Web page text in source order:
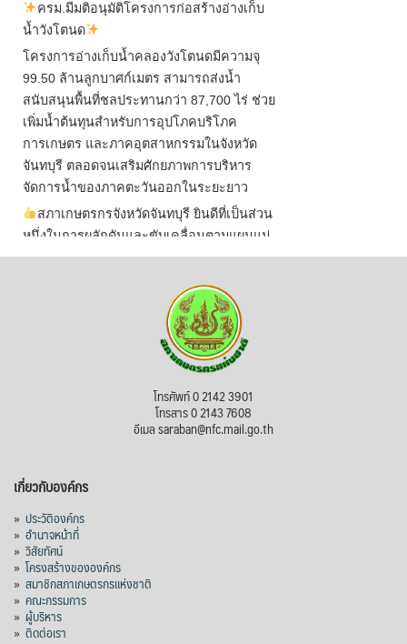
ครม.มีมติอนุมัติโครงการก่อสร้างอ่างเก็บ
น้ำวังโตนด
โครงการอ่างเก็บน้ำคลองวังโตนดมีความจุ
99.50 ล้านลูกบาศก์เมตร สามารถส่งน้ำ
สนับสนุนพื้นที่ชลประทานกว่า 87,700 ไร่ ช่วย
เพิ่มน้ำต้นทุนสำหรับการอุปโภคบริโภค
การเกษตร และภาคอุตสาหกรรมในจังหวัด
จันทบุรี ตลอดจนเสริมศักยภาพการบริหาร
จัดการน้ำของภาคตะวันออกในระยะยาว
สภาเกษตรกรจังหวัดจันทบุรี ยินดีที่เป็นส่วน
หนึ่งในการผลักดันและขับเคลื่อนตามแผนแม่
บทเพื่อพั ...See More
ไม่สามารถดูเนื้อหานี้ได้ในขณะนี้
สภาเกษตรกรแห่งชาติ
กรมการค้าต่างประเทศ กระทรวงพาณิชย์ เปิด
ไทยในช่วง 6 เดือนของปี 2569 (ม.ค.-มิ.ย.) มี
1,205 ล้านดอลลาร์สหรัฐ (ประมาณ
38,003.15 ล้านบาท) ลดลง 27.69%
ปรับตัวลดลงตามสภาวะเศรษฐกิจและการค้า
โลก โดยตลาดส่งออกสำคัญ จีน ส่งออกได้
1.52 ล้านตัน ลด 61.71%
โทรศัพท์ 0 2142 3901
โทรสาร 0 2143 7608
อีเมล saraban@nfc.mail.go.th
เกี่ยวกับองค์กร
» ประวัติองค์กร
» อำนาจหน้าที่
» วิสัยทัศน์
» โครงสร้างขององค์กร
» สมาชิกสภาเกษตรกรแห่งชาติ
» คณะกรรมการ
» ผู้บริหาร
» ติดต่อเรา